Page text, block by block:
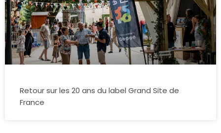
Retour sur les 20 ans du label Grand Site de
France